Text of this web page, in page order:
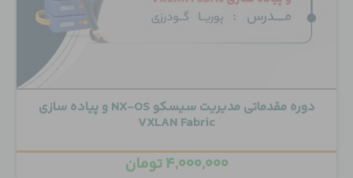
دوره مقدماتی مدیریت سیسکو NX-OS و پیاده سازی
VXLAN Fabric
۴,۰۰۰,۰۰۰تومان